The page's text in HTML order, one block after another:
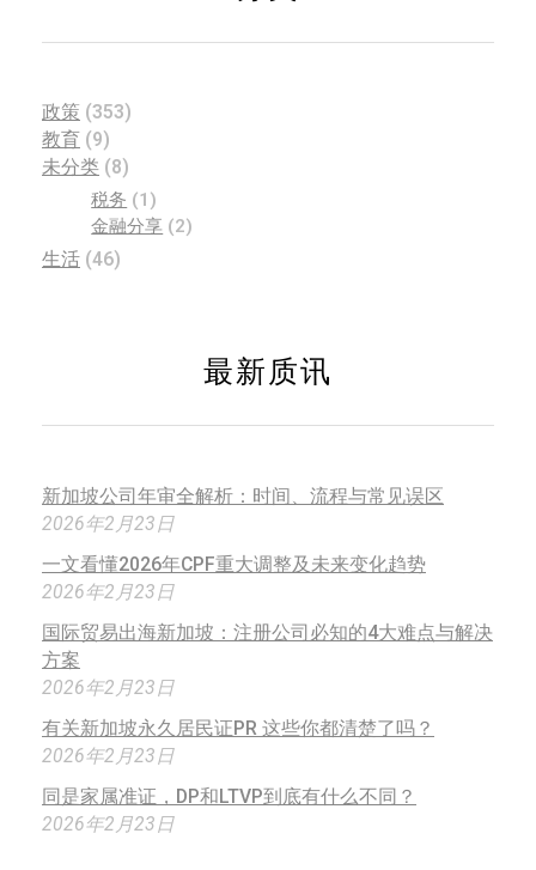
政策 (353)
教育 (9)
未分类 (8)
税务 (1)
金融分享 (2)
生活 (46)
最新质讯
新加坡公司年审全解析：时间、流程与常见误区
2026年2月23日
一文看懂2026年CPF重大调整及未来变化趋势
2026年2月23日
国际贸易出海新加坡：注册公司必知的4大难点与解决
方案
2026年2月23日
有关新加坡永久居民证PR 这些你都清楚了吗？
2026年2月23日
同是家属准证，DP和LTVP到底有什么不同？
2026年2月23日